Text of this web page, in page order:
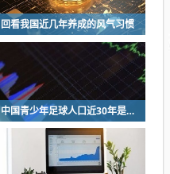
回看我国近几年养成的风气习惯
中国青少年足球人口近30年是断崖式下降